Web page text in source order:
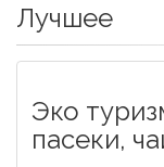
Лучшее
Эко
пасеки,